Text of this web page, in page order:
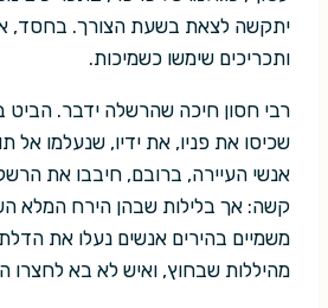
יתקשה לצאת בשעת הצורך. בחסד,
ותכריכים שימשו כשמיכות.
רבי חסון חיכה שהרשלה ידבר. הביט
שכיסו את פניו, את ידיו, שנעלמו אל
אנשי העיירה, ברובם, חיבבו את
קשה: אך בלילות שבהן הירח המלא
משמיים בהירים אנשים נעלו את
מהיללות שבחוץ, ואיש לא בא